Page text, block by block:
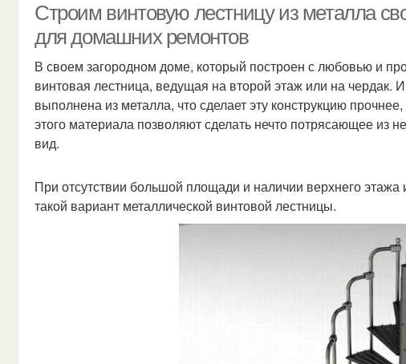
Строим винтовую лестницу из металла
для домашних ремонтов
В своем загородном доме, который построен с любовью и
винтовая лестница, ведущая на второй этаж или на чердак.
выполнена из металла, что сделает эту конструкцию
этого материала позволяют сделать нечто потрясающее из
вид.
При отсутствии большой площади и наличии верхнего
такой вариант металлической винтовой лестницы.